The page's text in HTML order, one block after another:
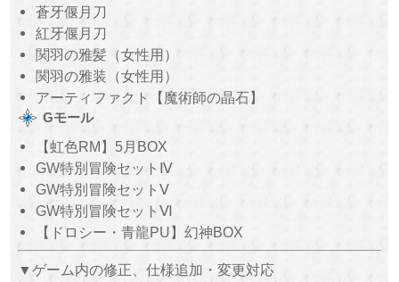
蒼牙偃月刀
紅牙偃月刀
関羽の雅髪（女性用）
関羽の雅装（女性用）
アーティファクト【魔術師の晶石】
Gモール
【虹色RM】5月BOX
GW特別冒険セットⅣ
GW特別冒険セットⅤ
GW特別冒険セットⅥ
【ドロシー・青龍PU】幻神BOX
▼ゲーム内の修正、仕様追加・変更対応